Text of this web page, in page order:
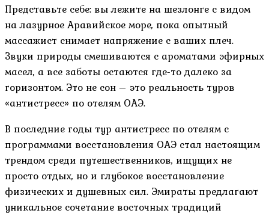
Представьте себе: вы лежите на шезлонге с видом
на лазурное Аравийское море, пока опытный
массажист снимает напряжение с ваших плеч.
Звуки природы смешиваются с ароматами эфирных
масел, а все заботы остаются где-то далеко за
горизонтом. Это не сон – это реальность туров
«антистресс» по отелям ОАЭ.
В последние годы тур антистресс по отелям с
программами восстановления ОАЭ стал настоящим
трендом среди путешественников, ищущих не
просто отдых, но и глубокое восстановление
физических и душевных сил. Эмираты предлагают
уникальное сочетание восточных традиций